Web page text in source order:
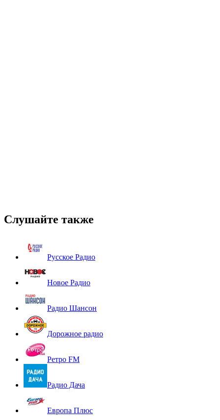
Слушайте также
Русское Радио
Новое Радио
Радио Шансон
Дорожное радио
Ретро FM
Радио Дача
Европа Плюс